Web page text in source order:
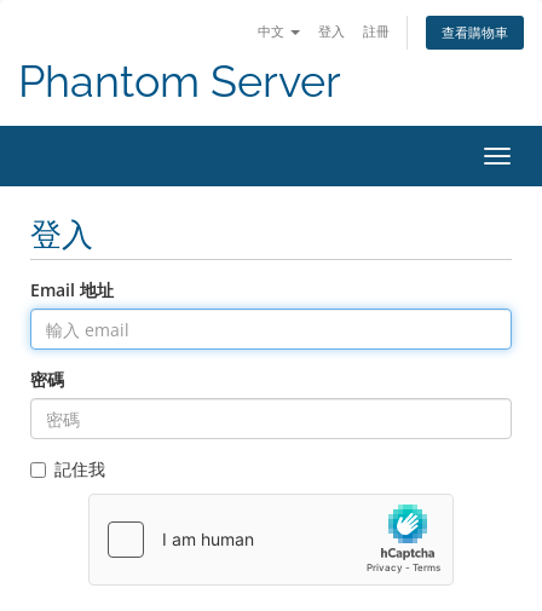
中文 登入 註冊 查看購物車
Phantom Server
切換
登入
Email 地址
密碼
記住我